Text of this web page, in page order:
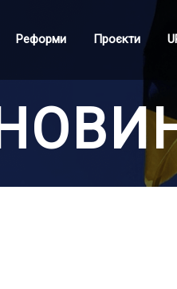
Реформи Проєкти